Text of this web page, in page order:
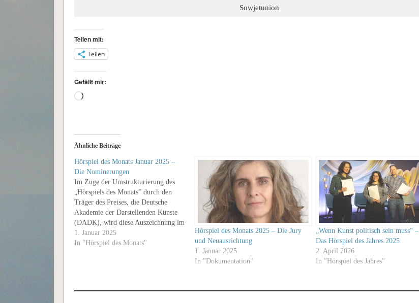
Sowjetunion
Teilen mit:
Teilen
Gefällt mir:
Wird
Ähnliche Beiträge
Hörspiel des Monats Januar 2025 –
Die Nominerungen
Im Zuge der Umstrukturierung des
„Hörspiels des Monats” durch den
Träger des Preises, die Deutsche
Akademie der Darstellenden Künste
(DADK), wird diese Auszeichnung im
Januar und Februar 2025 nicht
vergeben. Das erste Hörspiel des
1. Januar 2025
In "Hörspiel des Monats"
Hörspiel des Monats 2025 – Die Jury
und Neuausrichtung
1. Januar 2025
In "Dokumentation"
„Wenn Kunst politisch sein muss“ –
Das Hörspiel des Jahres 2025
2. April 2026
In "Hörspiel des Jahres"